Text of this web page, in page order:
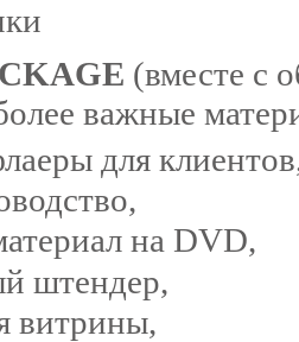
(вместе с
важные
для
на DVD,
штендер,
витрины,